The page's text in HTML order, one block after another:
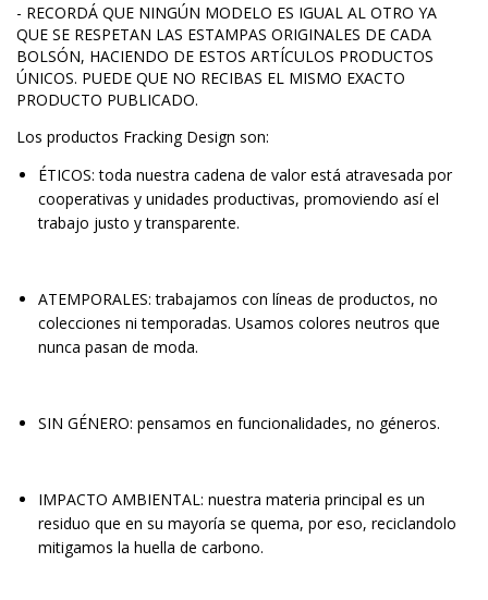
- RECORDÁ QUE NINGÚN MODELO ES IGUAL AL OTRO YA
QUE SE RESPETAN LAS ESTAMPAS ORIGINALES DE CADA
BOLSÓN, HACIENDO DE ESTOS ARTÍCULOS PRODUCTOS
ÚNICOS. PUEDE QUE NO RECIBAS EL MISMO EXACTO
PRODUCTO PUBLICADO.
Los productos Fracking Design son:
ÉTICOS: toda nuestra cadena de valor está atravesada por
cooperativas y unidades productivas, promoviendo así el
trabajo justo y transparente.
ATEMPORALES: trabajamos con líneas de productos, no
colecciones ni temporadas. Usamos colores neutros que
nunca pasan de moda.
SIN GÉNERO: pensamos en funcionalidades, no géneros.
IMPACTO AMBIENTAL: nuestra materia principal es un
residuo que en su mayoría se quema, por eso, reciclandolo
mitigamos la huella de carbono.